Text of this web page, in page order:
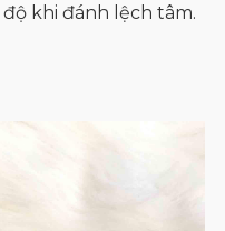
khi đánh lệch tâm.